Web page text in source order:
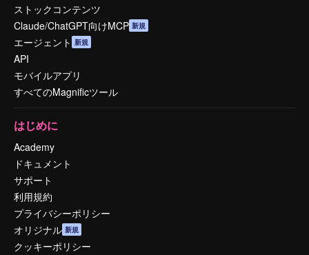
ストックコンテンツ
Claude/ChatGPT向けMCP 新規
エージェント 新規
API
モバイルアプリ
すべてのMagnificツール
はじめに
Academy
ドキュメント
サポート
利用規約
プライバシーポリシー
オリジナル 新規
クッキーポリシー